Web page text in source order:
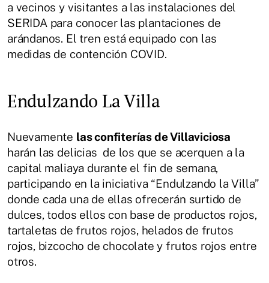
a vecinos y visitantes a las instalaciones del
SERIDA para conocer las plantaciones de
arándanos. El tren está equipado con las
medidas de contención COVID.
Endulzando La Villa
Nuevamente las confiterías de Villaviciosa
harán las delicias de los que se acerquen a la
capital maliaya durante el fin de semana,
participando en la iniciativa “Endulzando la Villa”
donde cada una de ellas ofrecerán surtido de
dulces, todos ellos con base de productos rojos,
tartaletas de frutos rojos, helados de frutos
rojos, bizcocho de chocolate y frutos rojos entre
otros.